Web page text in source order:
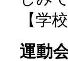
【学
運動